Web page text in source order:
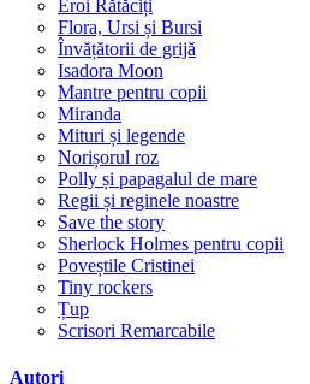
Eroi Rătăciți
Flora, Ursi și Bursi
Învățătorii de grijă
Isadora Moon
Mantre pentru copii
Miranda
Mituri și legende
Norișorul roz
Polly și papagalul de mare
Regii și reginele noastre
Save the story
Sherlock Holmes pentru copii
Poveștile Cristinei
Tiny rockers
Țup
Scrisori Remarcabile
Autori